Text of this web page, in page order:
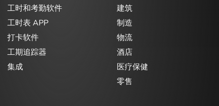
工时和考勤软件
工时表 APP
打卡软件
工期追踪器
集成
建筑
制造
物流
酒店
医疗保健
零售